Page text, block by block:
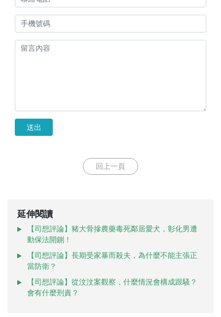
送出
回上一頁
延伸閱讀
【司想評論】豬大骨摻農藥毒死鄰居愛犬，彰化男遭
動保法開鍘！
【司想評論】長期受家暴而殺夫，為什麼不能主張正
當防衛？
【司想評論】從汶汶案觀察，什麼情況會構成跟騷？
會有什麼刑責？